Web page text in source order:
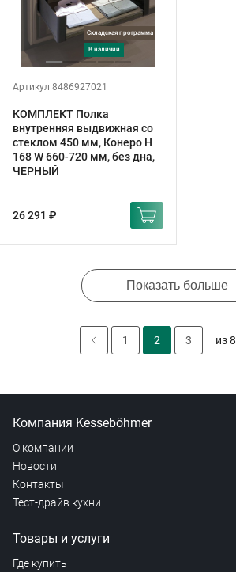
Складская программа
в наличии
Артикул 8486927021
КОМПЛЕКТ Полка
внутренняя выдвижная со
стеклом 450 мм, Конеро H
168 W 660-720 мм, без дна,
ЧЕРНЫЙ
26 291 ₽
Показать больше
1 2 3 из 8
Компания Kesseböhmer
О компании
Новости
Контакты
Тест-драйв кухни
Товары и услуги
Где купить